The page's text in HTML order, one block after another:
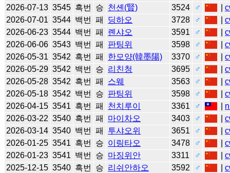
2026-07-13 3545 흑번 승 천셴(賢) 3524 ♂ |
2026-07-01 3544 백번 패 딩하오 3728 ♂ |
2026-06-23 3544 백번 패 롄샤오 3591 ♂ |
2026-06-06 3543 백번 패 판팅위 3598 ♂ |
2026-05-31 3542 흑번 패 한모양(韓墨陽) 3370 ♂ |
2026-05-29 3542 백번 승 리친청 3695 ♂ |
2026-05-28 3542 흑번 패 스웨 3563 ♂ |
2026-05-18 3542 백번 승 판팅위 3598 ♂ |
2026-04-15 3541 흑번 패 천치루이 3361 ♂
2026-03-22 3540 흑번 패 마이차오 3403 ♂ |
2026-03-14 3540 백번 패 투샤오위 3651 ♂ |
2026-01-25 3541 흑번 승 이링타오 3478 ♂ |
2026-01-23 3541 백번 승 마징위안 3311 ♂ |
2025-12-15 3540 흑번 승 리쉬안하오 3592 ♂ |